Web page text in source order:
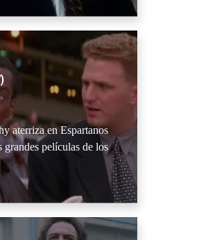
aterriza en Espartanos
grandes películas de los